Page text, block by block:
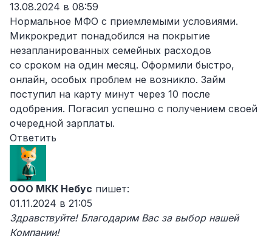
13.08.2024 в 08:59
Нормальное МФО с приемлемыми условиями.
Микрокредит понадобился на покрытие
незапланированных семейных расходов
со сроком на один месяц. Оформили быстро,
онлайн, особых проблем не возникло. Займ
поступил на карту минут через 10 после
одобрения. Погасил успешно с получением своей
очередной зарплаты.
Ответить
ООО МКК Небус пишет:
01.11.2024 в 21:05
Здравствуйте! Благодарим Вас за выбор нашей
Компании!